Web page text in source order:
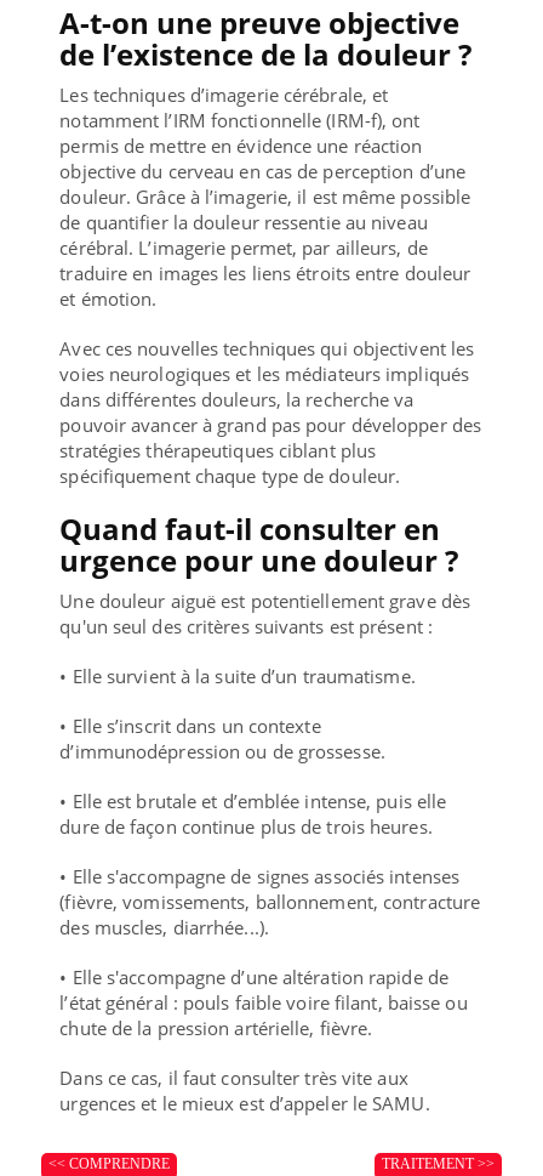
A-t-on une preuve objective
de l’existence de la douleur ?
Les techniques d’imagerie cérébrale, et
notamment l’IRM fonctionnelle (IRM-f), ont
permis de mettre en évidence une réaction
objective du cerveau en cas de perception d’une
douleur. Grâce à l’imagerie, il est même possible
de quantifier la douleur ressentie au niveau
cérébral. L’imagerie permet, par ailleurs, de
traduire en images les liens étroits entre douleur
et émotion.
Avec ces nouvelles techniques qui objectivent les
voies neurologiques et les médiateurs impliqués
dans différentes douleurs, la recherche va
pouvoir avancer à grand pas pour développer des
stratégies thérapeutiques ciblant plus
spécifiquement chaque type de douleur.
Quand faut-il consulter en
urgence pour une douleur ?
Une douleur aiguë est potentiellement grave dès
qu'un seul des critères suivants est présent :
• Elle survient à la suite d’un traumatisme.
• Elle s’inscrit dans un contexte
d’immunodépression ou de grossesse.
• Elle est brutale et d’emblée intense, puis elle
dure de façon continue plus de trois heures.
• Elle s'accompagne de signes associés intenses
(fièvre, vomissements, ballonnement, contracture
des muscles, diarrhée...).
• Elle s'accompagne d’une altération rapide de
l’état général : pouls faible voire filant, baisse ou
chute de la pression artérielle, fièvre.
Dans ce cas, il faut consulter très vite aux
urgences et le mieux est d’appeler le SAMU.
<< COMPRENDRE TRAITEMENT >>